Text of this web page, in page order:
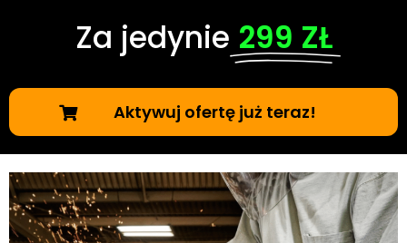
Za jedynie 299 ZŁ
Aktywuj ofertę już teraz!